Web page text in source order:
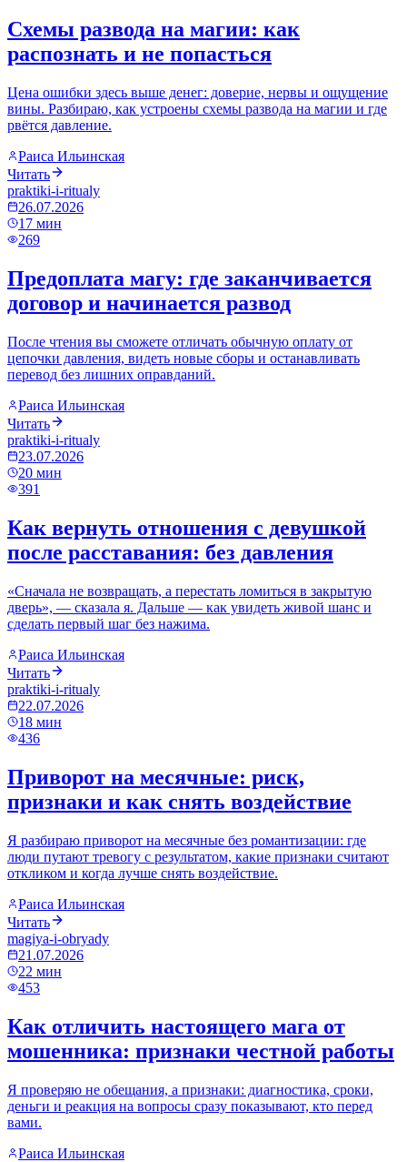
Схемы развода на магии: как
распознать и не попасться
Цена ошибки здесь выше денег: доверие, нервы и ощущение
вины. Разбираю, как устроены схемы развода на магии и где
рвётся давление.
Раиса Ильинская
Читать
praktiki-i-ritualy
26.07.2026
17 мин
269
Предоплата магу: где заканчивается
договор и начинается развод
После чтения вы сможете отличать обычную оплату от
цепочки давления, видеть новые сборы и останавливать
перевод без лишних оправданий.
Раиса Ильинская
Читать
praktiki-i-ritualy
23.07.2026
20 мин
391
Как вернуть отношения с девушкой
после расставания: без давления
«Сначала не возвращать, а перестать ломиться в закрытую
дверь», — сказала я. Дальше — как увидеть живой шанс и
сделать первый шаг без нажима.
Раиса Ильинская
Читать
praktiki-i-ritualy
22.07.2026
18 мин
436
Приворот на месячные: риск,
признаки и как снять воздействие
Я разбираю приворот на месячные без романтизации: где
люди путают тревогу с результатом, какие признаки считают
откликом и когда лучше снять воздействие.
Раиса Ильинская
Читать
magiya-i-obryady
21.07.2026
22 мин
453
Как отличить настоящего мага от
мошенника: признаки честной работы
Я проверяю не обещания, а признаки: диагностика, сроки,
деньги и реакция на вопросы сразу показывают, кто перед
вами.
Раиса Ильинская